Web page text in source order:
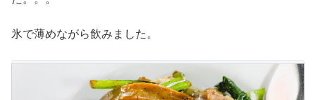
氷で薄めながら飲みました。